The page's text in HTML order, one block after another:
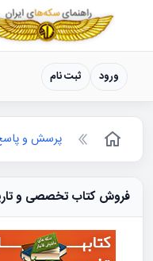
سکه ها ؛
ورود ثبت نام
پرسش و
فروش کتاب تخصصی و